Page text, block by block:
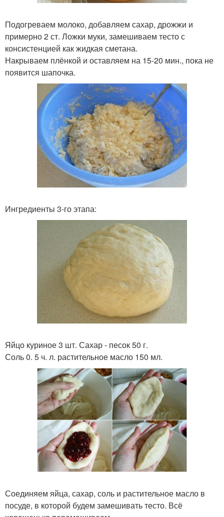
Подогреваем молоко, добавляем сахар, дрожжи и
примерно 2 ст. Ложки муки, замешиваем тесто с
консистенцией как жидкая сметана.
Накрываем плёнкой и оставляем на 15-20 мин., пока не
появится шапочка.
Ингредиенты 3-го этапа:
Яйцо куриное 3 шт. Сахар - песок 50 г.
Соль 0. 5 ч. л. растительное масло 150 мл.
Соединяем яйца, сахар, соль и растительное масло в
посуде, в которой будем замешивать тесто. Всё